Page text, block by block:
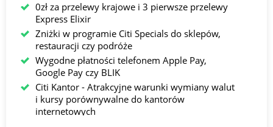
0zł za przelewy krajowe i 3 pierwsze przelewy
Express Elixir
Zniżki w programie Citi Specials do sklepów,
restauracji czy podróże
Wygodne płatności telefonem Apple Pay,
Google Pay czy BLIK
Citi Kantor - Atrakcyjne warunki wymiany walut
i kursy porównywalne do kantorów
internetowych